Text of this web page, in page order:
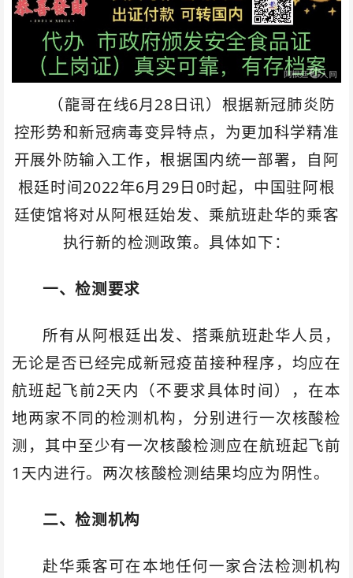
（龍哥在线6月28日讯）根据新冠肺炎防
控形势和新冠病毒变异特点，为更加科学精准
开展外防输入工作，根据国内统一部署，自阿
根廷时间2022年6月29日0时起，中国驻阿根
廷使馆将对从阿根廷始发、乘航班赴华的乘客
执行新的检测政策。具体如下：
一、检测要求
所有从阿根廷出发、搭乘航班赴华人员，
无论是否已经完成新冠疫苗接种程序，均应在
航班起飞前2天内（不要求具体时间），在本
地两家不同的检测机构，分别进行一次核酸检
测，其中至少有一次核酸检测应在航班起飞前
1天内进行。两次核酸检测结果均应为阴性。
二、检测机构
赴华乘客可在本地任何一家合法检测机构